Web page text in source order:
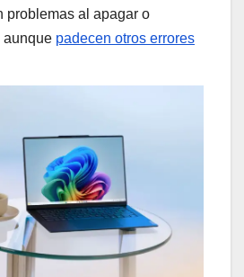
problemas al apagar o
aunque padecen otros errores